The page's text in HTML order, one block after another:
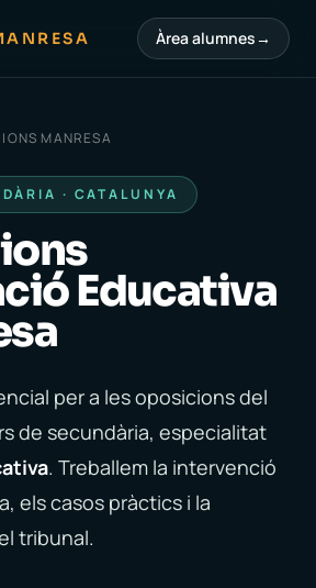
Àrea alumnes→
MANRESA
· CATALUNYA
Educativa
per a les oposicions del
de secundària, especialitat
. Treballem la intervenció
els casos pràctics i la
tribunal.